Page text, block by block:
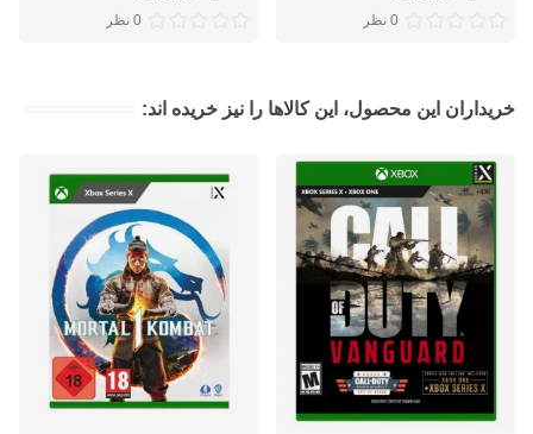
0 نظر 0 نظر
خریداران این محصول، این کالاها را نیز خریده اند: